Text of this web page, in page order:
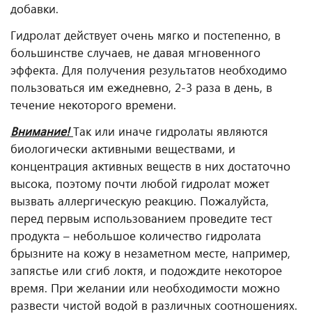
добавки.
Гидролат действует очень мягко и постепенно, в
большинстве случаев, не давая мгновенного
эффекта. Для получения результатов необходимо
пользоваться им ежедневно, 2-3 раза в день, в
течение некоторого времени.
Внимание!Так или иначе гидролаты являются
биологически активными веществами, и
концентрация активных веществ в них достаточно
высока, поэтому почти любой гидролат может
вызвать аллергическую реакцию. Пожалуйста,
перед первым использованием проведите тест
продукта – небольшое количество гидролата
брызните на кожу в незаметном месте, например,
запястье или сгиб локтя, и подождите некоторое
время. При желании или необходимости можно
развести чистой водой в различных соотношениях.